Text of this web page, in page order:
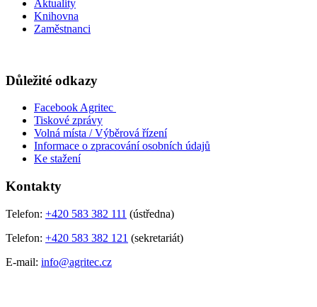
Aktuality
Knihovna
Zaměstnanci
Důležité odkazy
Facebook Agritec
Tiskové zprávy
Volná místa / Výběrová řízení
Informace o zpracování osobních údajů
Ke stažení
Kontakty
Telefon: +420 583 382 111 (ústředna)
Telefon: +420 583 382 121 (sekretariát)
E-mail: info@agritec.cz